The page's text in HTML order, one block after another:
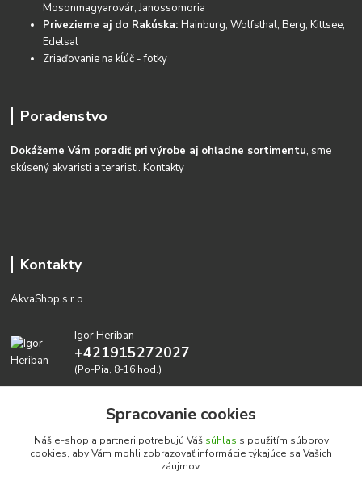
Mosonmagyarovár, Janossomoria
Privezieme aj do Rakúska:Hainburg, Wolfsthal, Berg, Kittsee,
Edelsal
Zriaďovanie na kĺúč - fotky
Poradenstvo
Dokážeme Vám poradiť pri výrobe aj ohľadne sortimentu, sme
skúsený akvaristi a teraristi.Kontakty
Kontakty
AkvaShop s.r.o.
Igor Heriban
+421915272027
(Po-Pia, 8-16 hod.)
Spracovanie cookies
Náš e-shop a partneri potrebujú Váš súhlas s použitím súborov
cookies, aby Vám mohli zobrazovať informácie týkajúce sa Vašich
záujmov.